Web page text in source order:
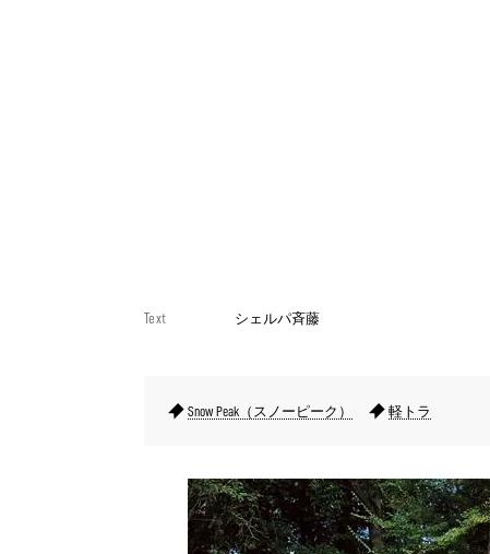
Text シェルパ斉藤
Snow Peak（スノーピーク） 軽トラ